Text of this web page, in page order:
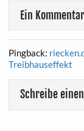
Ein Kommentar
Pingback:
Treibhauseffekt
Schreibe